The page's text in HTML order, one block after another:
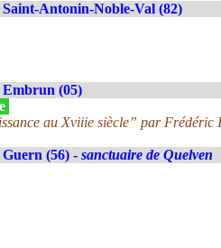
Saint-Antonin-Noble-Val (82)
Embrun (05)
au Xviiie siècle” par Frédéric
Guern (56) - sanctuaire de Quelven